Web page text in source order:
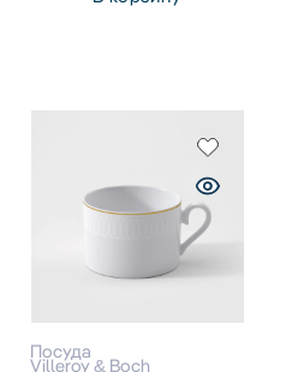
Посуда
Villeroy & Boch